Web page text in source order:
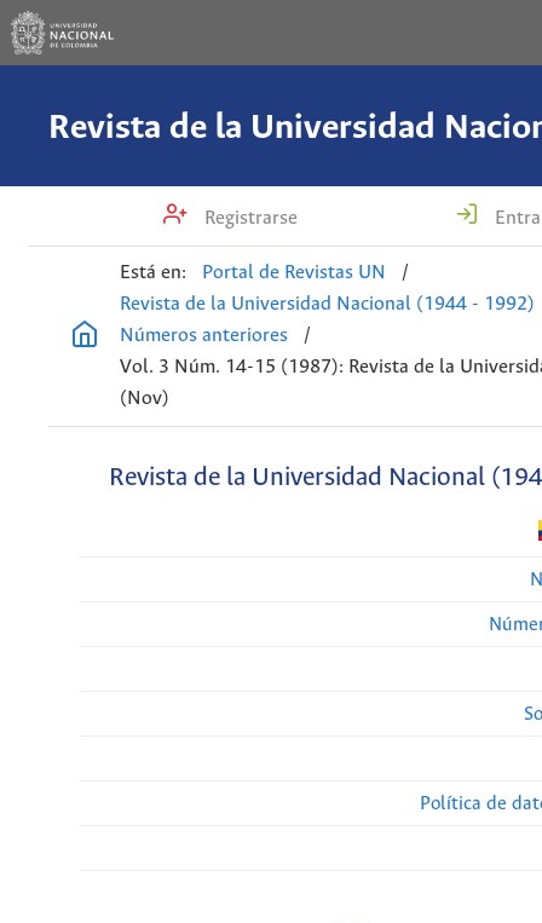
Registrarse
Está en: Portal de Revistas UN
/
Revista de la Universidad Nacional (1944 - 1992)
Números anteriores
/
Vol. 3 Núm. 14-15 (1987): Revista de la
(Nov)
Revista de la Universidad Nacional
Política de